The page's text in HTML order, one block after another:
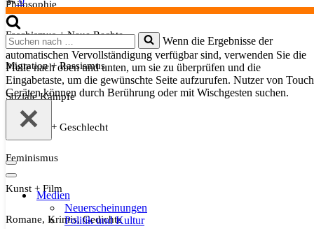
Suchen
nach …
Wenn die Ergebnisse der
automatischen Vervollständigung verfügbar sind, verwenden Sie die
Pfeile nach oben und unten, um sie zu überprüfen und die
Eingabetaste, um die gewünschte Seite aufzurufen. Nutzer von
Geräten können durch Berührung oder mit Wischgesten suchen.
Navigationsmenü
Navigationsmenü
Medien
Neuerscheinungen
Politik und Kultur
Philosophie
Faschismus + Neue Rechte
Migration + Rassismus
Soziale Kämpfe
Sexualität + Geschlecht
Feminismus
Kunst + Film
Romane, Krimis, Gedichte